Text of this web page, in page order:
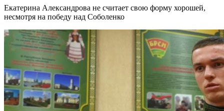
Екатерина Александрова не считает свою форму хорошей,
несмотря на победу над Соболенко